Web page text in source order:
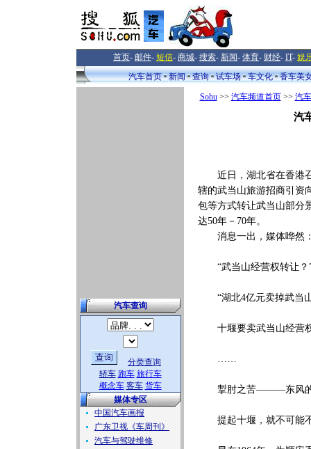
首页- 邮件- 短信- 商城- 搜索- 新闻- 体育- 财经- IT- 娱
汽车首页
新闻 查询 试车场 车文化 香车美
汽车查询
分类查询
轿车 跑车 旅行车
概念车 客车 货车
媒体专区
中国汽车画报
广东卫视《车周刊》
汽车与驾驶维修
Sohu>> 汽车频道首页>> 汽
汽
近日，湖北省在香港召
辖的武当山旅游招商引资
包等方式转让武当山部分
达50年－70年。
消息一出，媒体哗然
“武当山经营权转让？
“湖北4亿元卖掉武当
十堰要卖武当山经营
……
掣肘之苦———东风
提起十堰，就不可能